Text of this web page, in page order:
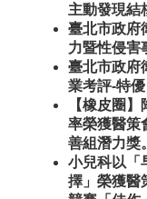
主動發現結
臺北市政府
力暨性侵害
臺北市政府
業考評-特優
【橡皮圈
率榮獲醫策
善組潛力獎。
小兒科以「
擇」榮獲醫